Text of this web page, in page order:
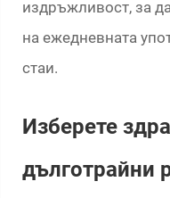
издръжливост, за
на ежедневната
стаи.
Изберете
дълготрайни